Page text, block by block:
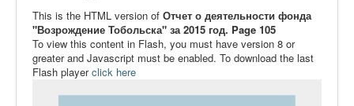
Видеоматериалы
Контакты
Сайт проекта Достоевский
Ермаковополе.рф
This is the HTML version of Отчет о деятельности фонда
"Возрождение Тобольска" за 2015 год. Page 105
To view this content in Flash, you must have version 8 or
greater and Javascript must be enabled. To download the last
Flash playerclick here